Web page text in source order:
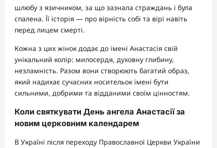
шлюбу з язичником, за що зазнала страждань і була
спалена. Її історія — про вірність собі та вірі навіть
перед лицем смерті.
Кожна з цих жінок додає до імені Анастасія свій
унікальний колір: милосердя, духовну глибину,
незламність. Разом вони створюють багатий образ,
який надихає сучасних носительок імені бути
сильними, добрими та відданими своїм цінностям.
Коли святкувати День ангела Анастасії за
новим церковним календарем
В Україні після переходу Православної Церкви України